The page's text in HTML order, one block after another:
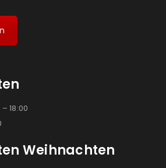
18:00
Weihnachten